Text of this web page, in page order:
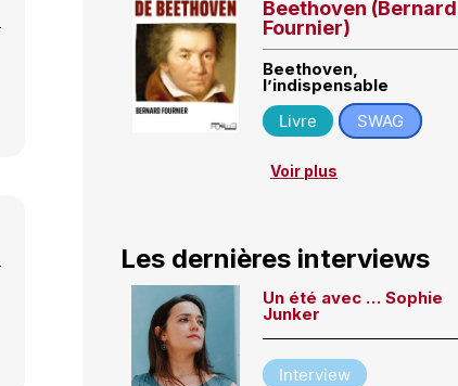
Beethoven (Bernard
Fournier)
Beethoven,
l’indispensable
Livre
SWAG
Voir plus
Les dernières interviews
Un été avec … Sophie
Junker
Interview